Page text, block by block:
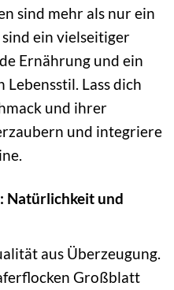
sind mehr als nur ein
ein vielseitiger
Ernährung und ein
Lebensstil. Lass dich
und ihrer
und integriere
Natürlichkeit und
aus Überzeugung.
Großblatt